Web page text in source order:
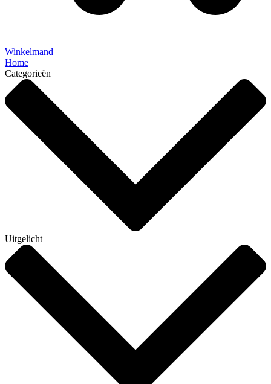
Winkelmand
Home
Categorieën
Uitgelicht